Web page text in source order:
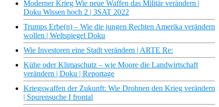
Moderner Krieg Wie neue Waffen das Militär verändern |
Doku Wissen hoch 2 | 3SAT 2022
Trumps Erbe(n) – Wie die jungen Rechten Amerika verändern
wollen | Weltspiegel Doku
Wie Investoren eine Stadt verändern | ARTE Re:
Kühe oder Klimaschutz – wie Moore die Landwirtschaft
verändern | Doku | Reportage
Kriegswaffen der Zukunft: Wie Drohnen den Krieg verändern
| Spurensuche I frontal